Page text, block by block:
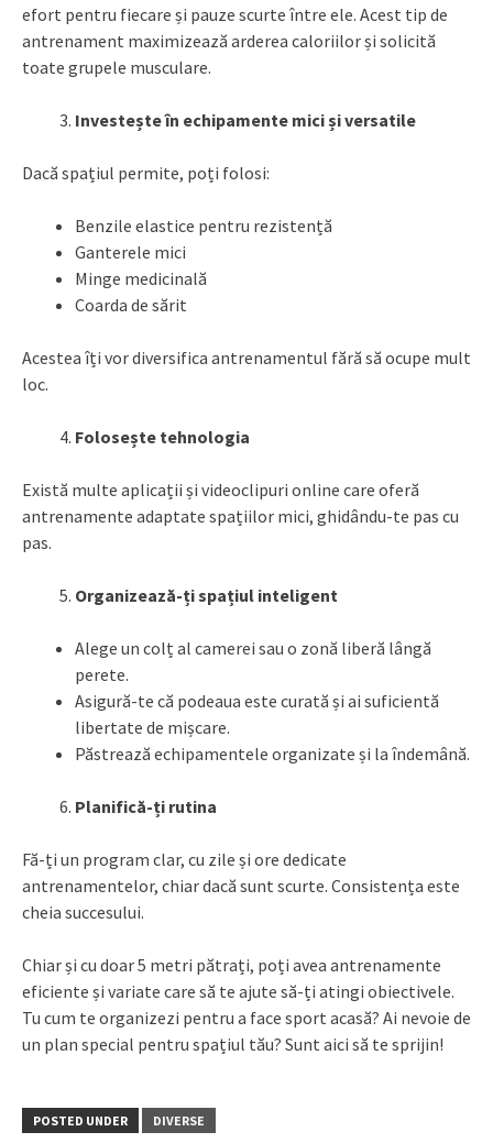
efort pentru fiecare și pauze scurte între ele. Acest tip de
antrenament maximizează arderea caloriilor și solicită
toate grupele musculare.
Investește în echipamente mici și versatile
Dacă spațiul permite, poți folosi:
Benzile elastice pentru rezistență
Ganterele mici
Minge medicinală
Coarda de sărit
Acestea îți vor diversifica antrenamentul fără să ocupe mult
loc.
Folosește tehnologia
Există multe aplicații și videoclipuri online care oferă
antrenamente adaptate spațiilor mici, ghidându-te pas cu
pas.
Organizează-ți spațiul inteligent
Alege un colț al camerei sau o zonă liberă lângă
perete.
Asigură-te că podeaua este curată și ai suficientă
libertate de mișcare.
Păstrează echipamentele organizate și la îndemână.
Planifică-ți rutina
Fă-ți un program clar, cu zile și ore dedicate
antrenamentelor, chiar dacă sunt scurte. Consistența este
cheia succesului.
Chiar și cu doar 5 metri pătrați, poți avea antrenamente
eficiente și variate care să te ajute să-ți atingi obiectivele.
Tu cum te organizezi pentru a face sport acasă? Ai nevoie de
un plan special pentru spațiul tău? Sunt aici să te sprijin!
POSTED UNDER DIVERSE